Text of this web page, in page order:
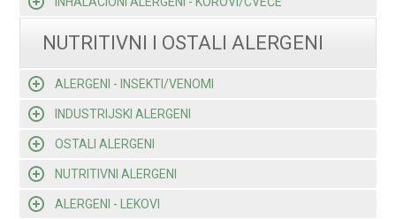
NUTRITIVNI I OSTALI ALERGENI
ALERGENI - INSEKTI/VENOMI
INDUSTRIJSKI ALERGENI
OSTALI ALERGENI
NUTRITIVNI ALERGENI
ALERGENI - LEKOVI